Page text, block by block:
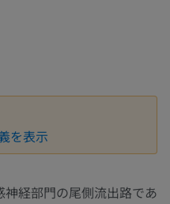
を表示
神経部門の尾側流出路であ